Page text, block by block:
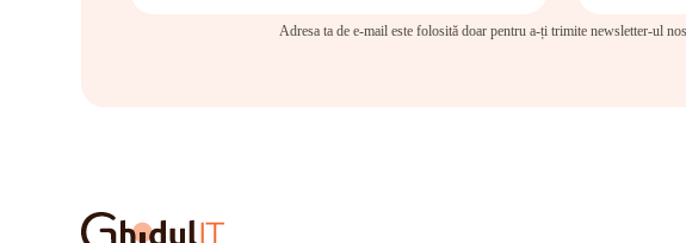
Adresa ta de e-mail este folosită doar pentru a-ți trimite newsletter-ul